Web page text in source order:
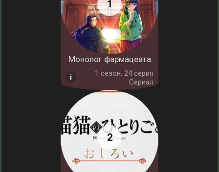
Монолог фармацевта
1 cезон, 24 серия
Сериал